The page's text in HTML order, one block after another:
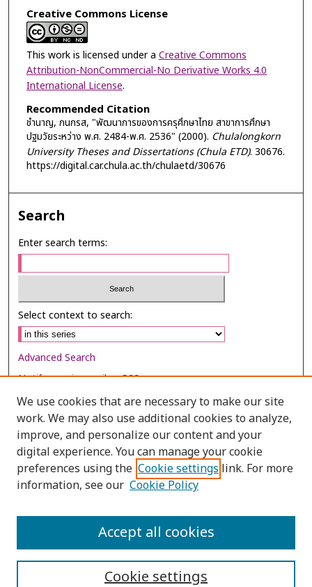
Creative Commons License
This work is licensed under a Creative Commons
Attribution-NonCommercial-No Derivative Works 4.0
International License.
Recommended Citation
ชำนาญ, กนกรส, "พัฒนาการของการครุศึกษาไทย สาขาการศึกษา
ปฐมวัยระหว่าง พ.ศ. 2484-พ.ศ. 2536" (2000). Chulalongkorn
University Theses and Dissertations (Chula ETD). 30676.
https://digital.car.chula.ac.th/chulaetd/30676
Search
Enter search terms:
Select context to search:
Advanced Search
Notify me via email orRSS
Browse
Collections
Disciplines
Authors
We use cookies that are necessary to make our site
work. We may also use additional cookies to analyze,
improve, and personalize our content and your
digital experience. You can manage your cookie
preferences using the Cookie settings link. For more
information, see our Cookie Policy
Cookie settings
Accept all cookies